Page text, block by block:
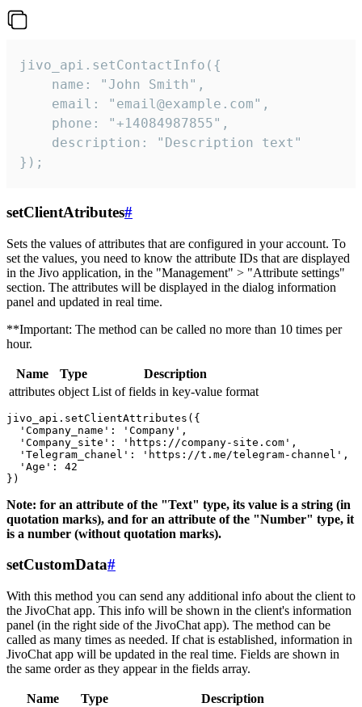
jivo_api.setContactInfo({
    name: "John Smith",
    email: "email@example.com",
    phone: "+14084987855",
    description: "Description text"
});
setClientAtributes#
Sets the values ​​of attributes that are configured in your account. To
set the values, you need to know the attribute IDs that are displayed
in the Jivo application, in the "Management" > "Attribute settings"
section. The attributes will be displayed in the dialog information
panel and updated in real time.
**Important: The method can be called no more than 10 times per
hour.
Name Type
Description
attributes object List of fields in key-value format
jivo_api.setClientAttributes({
  'Company_name': 'Company',
  'Company_site': 'https://company-site.com',
  'Telegram_chanel': 'https://t.me/telegram-channel',
  'Age': 42
Note: for an attribute of the "Text" type, its value is a string (in
quotation marks), and for an attribute of the "Number" type, it
is a number (without quotation marks).
setCustomData#
With this method you can send any additional info about the client to
the JivoChat app. This info will be shown in the client's information
panel (in the right side of the JivoChat app). The method can be
called as many times as needed. If chat is established, information in
JivoChat app will be updated in the real time. Fields are shown in
the same order as they appear in the fields array.
Name Type
Description